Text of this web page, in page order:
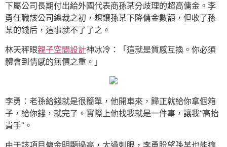
下屬公司長期付出給外國代表商孫某分歧理的超高傭金。李
勇任職該公司總裁之初，想讓孫某下降傭金數額，但收了孫
某的錢后，這事就不了了之。
林天秤眼親子空間設計神冰冷：「這就是質感互換。你必須
體會到情感的無價之重。」
李勇：老孫給錢就是很簡單，他開車來，歸正就給你拿個箱
子，給你錢，就完了。實際上他找我就是一件事，讓我“高抬
貴手”。
由于該項目傭金明顯過高，太過刺眼，李勇盼望孫某也能適